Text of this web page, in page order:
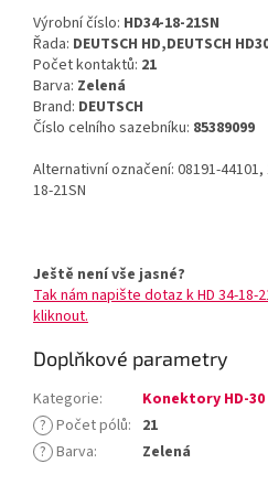
Výrobní číslo: HD34-18-21SN
Řada: DEUTSCH HD,DEUTSCH
Počet kontaktů: 21
Barva: Zelená
Brand: DEUTSCH
Číslo celního sazebníku: 85389099
Alternativní označení: 08191-44101,
18-21SN
Ještě není vše jasné?
Tak nám napište dotaz k HD 34-18-
kliknout.
Doplňkové parametry
Kategorie:
Konektory HD-30
? Počet pólů: 21
? Barva: Zelená